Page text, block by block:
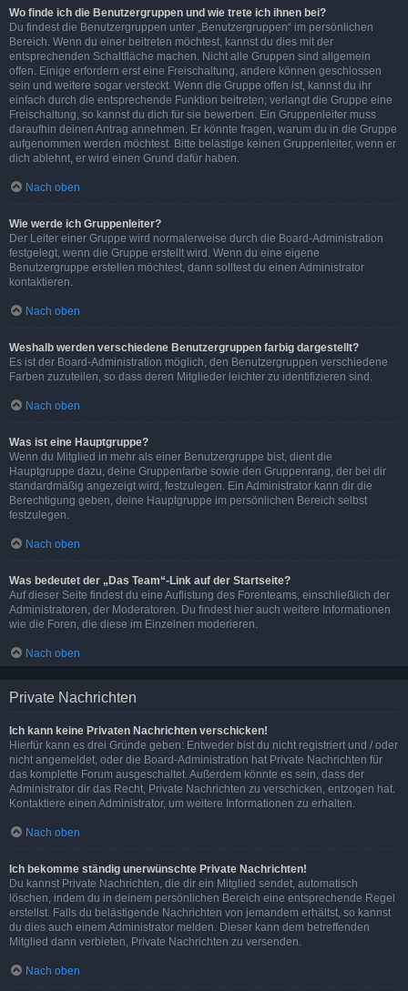
Wo finde ich die Benutzergruppen und wie trete ich ihnen bei?
Du findest die Benutzergruppen unter „Benutzergruppen“ im persönlichen
Bereich. Wenn du einer beitreten möchtest, kannst du dies mit der
entsprechenden Schaltfläche machen. Nicht alle Gruppen sind allgemein
offen. Einige erfordern erst eine Freischaltung, andere können geschlossen
sein und weitere sogar versteckt. Wenn die Gruppe offen ist, kannst du ihr
einfach durch die entsprechende Funktion beitreten; verlangt die Gruppe eine
Freischaltung, so kannst du dich für sie bewerben. Ein Gruppenleiter muss
daraufhin deinen Antrag annehmen. Er könnte fragen, warum du in die Gruppe
aufgenommen werden möchtest. Bitte belästige keinen Gruppenleiter, wenn er
dich ablehnt, er wird einen Grund dafür haben.
Nach oben
Wie werde ich Gruppenleiter?
Der Leiter einer Gruppe wird normalerweise durch die Board-Administration
festgelegt, wenn die Gruppe erstellt wird. Wenn du eine eigene
Benutzergruppe erstellen möchtest, dann solltest du einen Administrator
kontaktieren.
Nach oben
Weshalb werden verschiedene Benutzergruppen farbig dargestellt?
Es ist der Board-Administration möglich, den Benutzergruppen verschiedene
Farben zuzuteilen, so dass deren Mitglieder leichter zu identifizieren sind.
Nach oben
Was ist eine Hauptgruppe?
Wenn du Mitglied in mehr als einer Benutzergruppe bist, dient die
Hauptgruppe dazu, deine Gruppenfarbe sowie den Gruppenrang, der bei dir
standardmäßig angezeigt wird, festzulegen. Ein Administrator kann dir die
Berechtigung geben, deine Hauptgruppe im persönlichen Bereich selbst
festzulegen.
Nach oben
Was bedeutet der „Das Team“-Link auf der Startseite?
Auf dieser Seite findest du eine Auflistung des Forenteams, einschließlich der
Administratoren, der Moderatoren. Du findest hier auch weitere Informationen
wie die Foren, die diese im Einzelnen moderieren.
Nach oben
Private Nachrichten
Ich kann keine Privaten Nachrichten verschicken!
Hierfür kann es drei Gründe geben: Entweder bist du nicht registriert und / oder
nicht angemeldet, oder die Board-Administration hat Private Nachrichten für
das komplette Forum ausgeschaltet. Außerdem könnte es sein, dass der
Administrator dir das Recht, Private Nachrichten zu verschicken, entzogen hat.
Kontaktiere einen Administrator, um weitere Informationen zu erhalten.
Nach oben
Ich bekomme ständig unerwünschte Private Nachrichten!
Du kannst Private Nachrichten, die dir ein Mitglied sendet, automatisch
löschen, indem du in deinem persönlichen Bereich eine entsprechende Regel
erstellst. Falls du belästigende Nachrichten von jemandem erhältst, so kannst
du dies auch einem Administrator melden. Dieser kann dem betreffenden
Mitglied dann verbieten, Private Nachrichten zu versenden.
Nach oben